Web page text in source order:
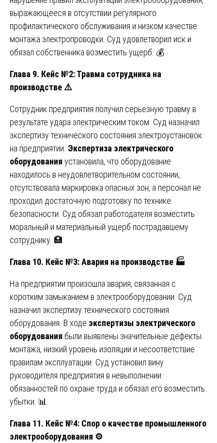
выражающееся в отсутствии регулярного
профилактического обслуживания и низком качестве
монтажа электропроводки. Суд удовлетворил иск и
обязал собственника возместить ущерб. 💰
Глава 9. Кейс №2: Травма сотрудника на
производстве ⚠️
Сотрудник предприятия получил серьезную травму в
результате удара электрическим током. Суд назначил
экспертизу технического состояния электроустановок
на предприятии. Экспертиза электрического
оборудования установила, что оборудование
находилось в неудовлетворительном состоянии,
отсутствовала маркировка опасных зон, а персонал не
проходил достаточную подготовку по технике
безопасности. Суд обязал работодателя возместить
моральный и материальный ущерб пострадавшему
сотруднику. 🏥
Глава 10. Кейс №3: Авария на производстве 🏭
На предприятии произошла авария, связанная с
коротким замыканием в электрооборудовании. Суд
назначил экспертизу технического состояния
оборудования. В ходе экспертизы электрического
оборудования были выявлены значительные дефекты
монтажа, низкий уровень изоляции и несоответствие
правилам эксплуатации. Суд установил вину
руководителя предприятия в невыполнении
обязанностей по охране труда и обязал его возместить
убытки. 📊
Глава 11. Кейс №4: Спор о качестве промышленного
электрооборудования ⚙️